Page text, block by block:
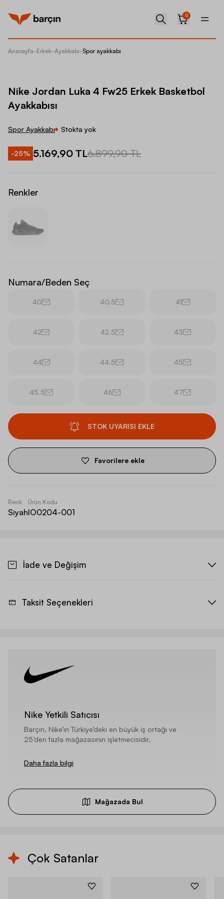
0
Anasayfa-Erkek-Ayakkabı-Spor ayakkabı
Nike Jordan Luka 4 Fw25 Erkek Basketbol
Ayakkabısı
Spor Ayakkabı Stokta yok
-25% 5.169,90 TL6.899,90 TL
Renkler
Numara/Beden Seç
40 40.5 41
42 42.5 43
44 44.5 45
45.5 46 47
STOK UYARISI EKLE
Favorilere ekle
Renk
Siyah
Ürün Kodu
IO0204-001
İade ve Değişim
Taksit Seçenekleri
Nike Yetkili Satıcısı
Barçın, Nike’ın Türkiye’deki en büyük iş ortağı ve
25’den fazla mağazasının işletmecisidir.
Daha fazla bilgi
Mağazada Bul
Çok Satanlar